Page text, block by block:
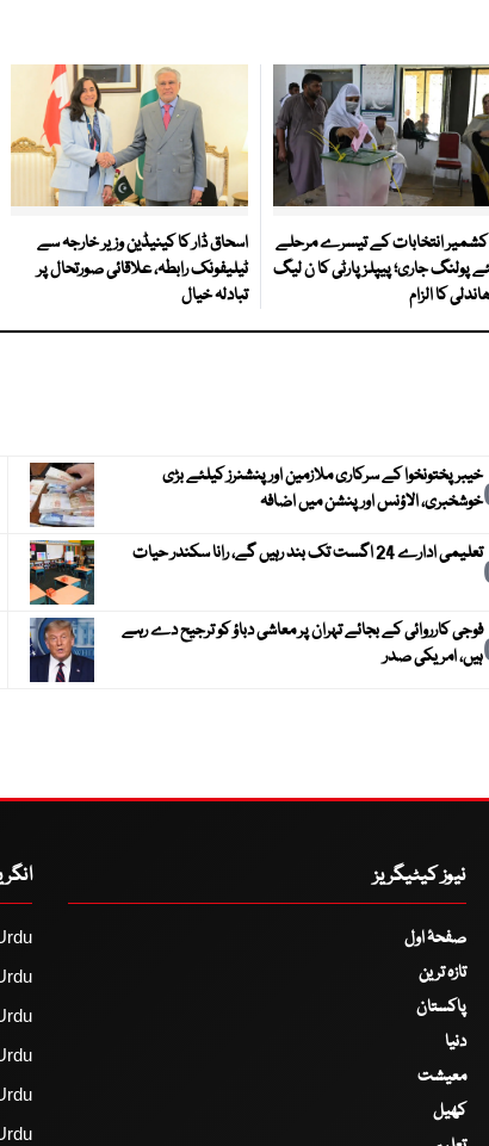
کشمیر انتخابات کے تیسرے مرحلے
پولنگ جاری؛ پیپلز پارٹی کا ن لیگ
کا الزام
اسحاق ڈار کا کینیڈین وزیر خارجہ سے
ٹیلیفونک رابطہ، علاقائی صورتحال پر
تبادلہ خیال
خیبرپختونخوا کے سرکاری ملازمین اور پنشنرز کیلئے بڑی
خوشخبری، الاؤنس اور پنشن میں اضافہ
تعلیمی ادارے 24 اگست تک بند رہیں گے، رانا سکندر حیات
فوجی کارروائی کے بجائے تہران پر معاشی دباؤ کو ترجیح دے رہے
ہیں، امریکی صدر
نیوز کیٹیگریز
صفحۂ اول
تازہ ترین
پاکستان
دنیا
معیشت
کھیل